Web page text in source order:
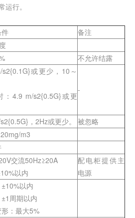
行。
备注
不允许结露
s2{0.1G}或更少，10～
：4.9 m/s2{0.5G}或更
-
，2Hz或更少。
被忽略
m3
交流50Hz≥20A
以内
配电柜提供主
电源
以内
周期以内
：最大5%